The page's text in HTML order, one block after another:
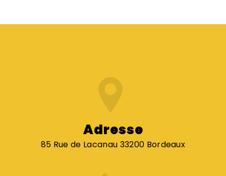
Adresse
85 Rue de Lacanau 33200 Bordeaux